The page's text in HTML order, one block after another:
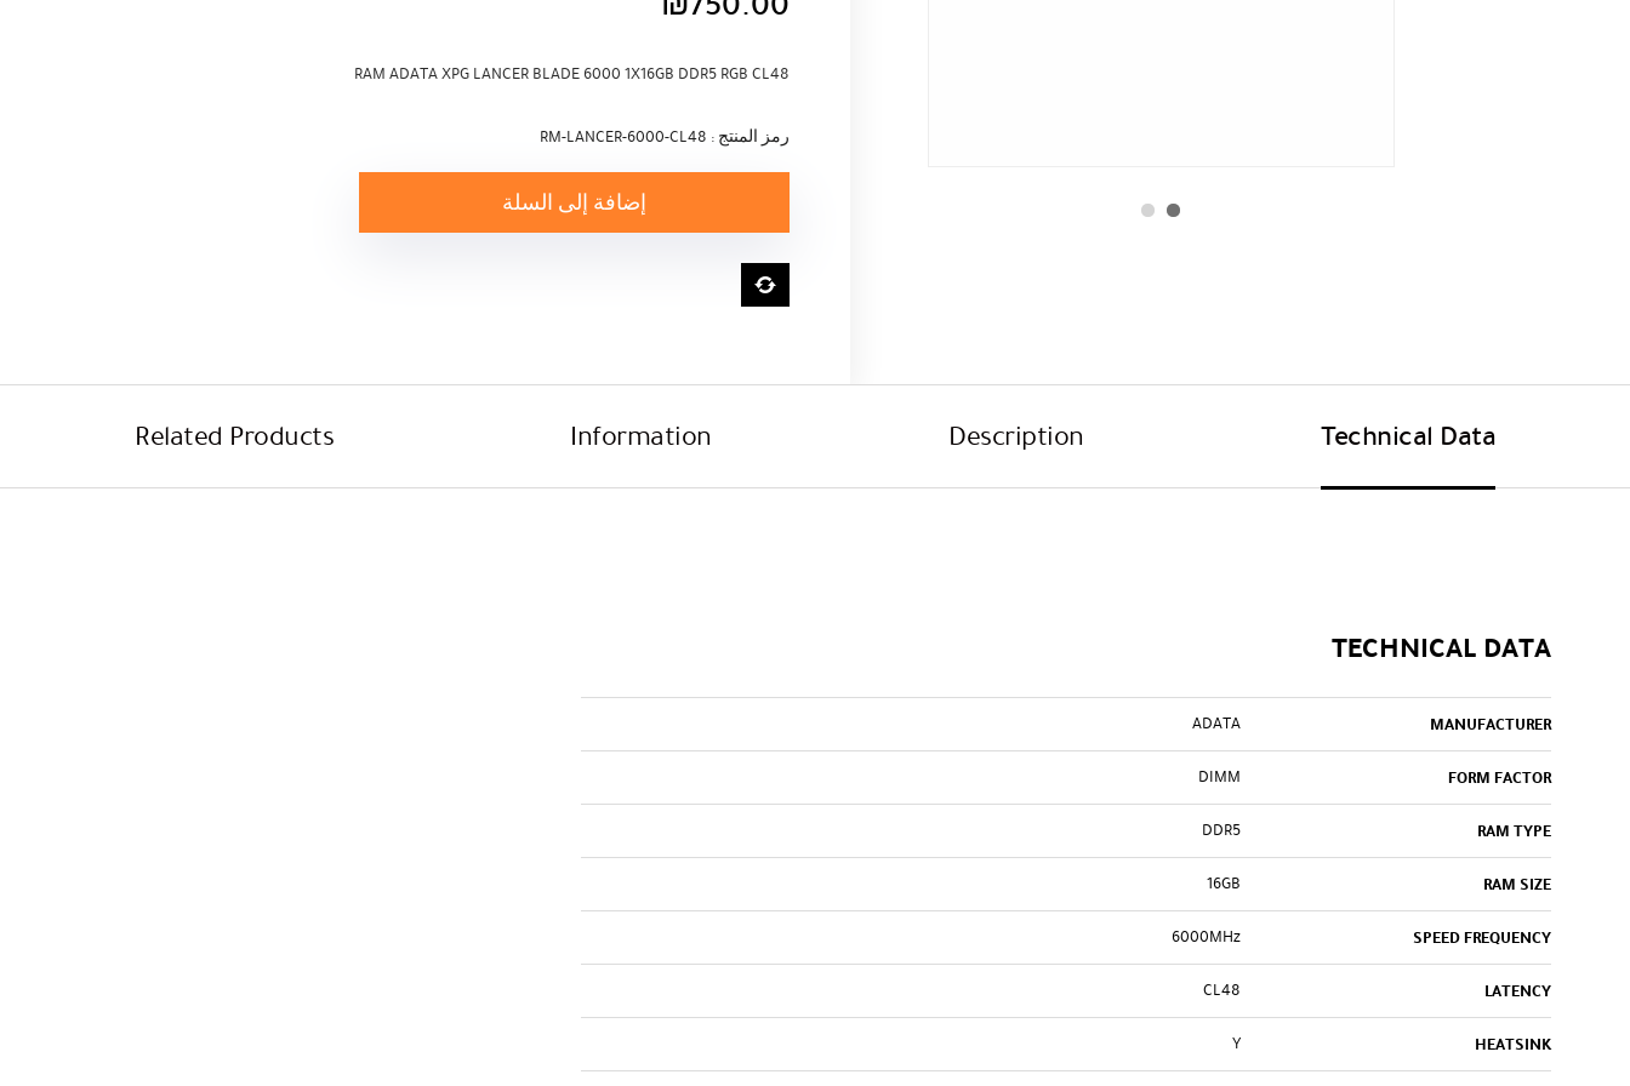
RAM ADATA XPG LANCER BLADE 6000 1X16GB DDR5 RGB CL48
رمز المنتج : RM-LANCER-6000-CL48
إضافة إلى السلة
Technical Data
Description
Information
Related Products
TECHNICAL DATA
MANUFACTURER
ADATA
FORM FACTOR
DIMM
RAM TYPE
DDR5
RAM SIZE
16GB
SPEED FREQUENCY
6000MHz
LATENCY
CL48
HEATSINK
Y